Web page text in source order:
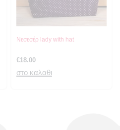
Νεσεσέρ lady with hat
€18.00
στο καλαθι